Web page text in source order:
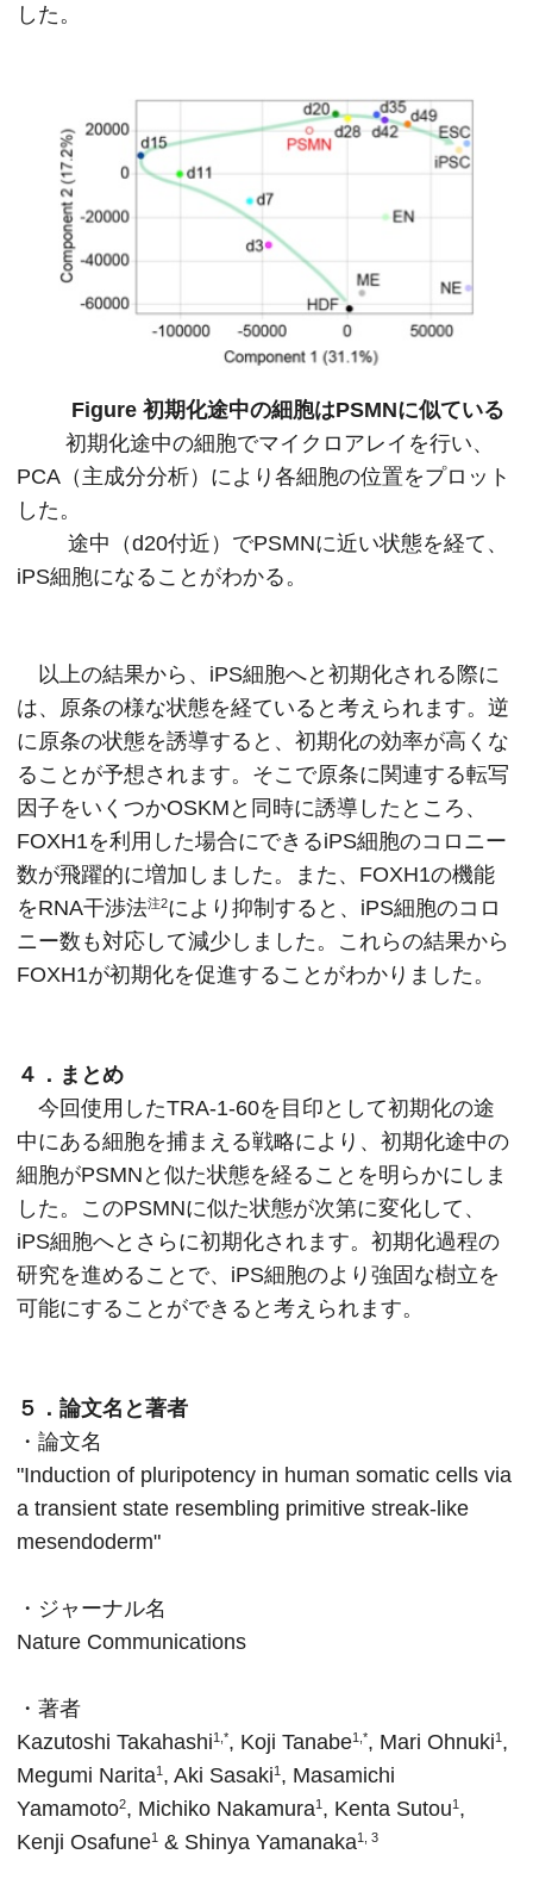
した。
Figure 初期化途中の細胞はPSMNに似ている
初期化途中の細胞でマイクロアレイを行い、
PCA（主成分分析）により各細胞の位置をプロット
した。
途中（d20付近）でPSMNに近い状態を経て、
iPS細胞になることがわかる。
以上の結果から、iPS細胞へと初期化される際に
は、原条の様な状態を経ていると考えられます。逆
に原条の状態を誘導すると、初期化の効率が高くな
ることが予想されます。そこで原条に関連する転写
因子をいくつかOSKMと同時に誘導したところ、
FOXH1を利用した場合にできるiPS細胞のコロニー
数が飛躍的に増加しました。また、FOXH1の機能
をRNA干渉法注2により抑制すると、iPS細胞のコロ
ニー数も対応して減少しました。これらの結果から
FOXH1が初期化を促進することがわかりました。
４．まとめ
今回使用したTRA-1-60を目印として初期化の途
中にある細胞を捕まえる戦略により、初期化途中の
細胞がPSMNと似た状態を経ることを明らかにしま
した。このPSMNに似た状態が次第に変化して、
iPS細胞へとさらに初期化されます。初期化過程の
研究を進めることで、iPS細胞のより強固な樹立を
可能にすることができると考えられます。
５．論文名と著者
・論文名
"Induction of pluripotency in human somatic cells via
a transient state resembling primitive streak-like
mesendoderm"
・ジャーナル名
Nature Communications
・著者
Kazutoshi Takahashi1,*, Koji Tanabe1,*, Mari Ohnuki1 ,
Megumi Narita1 , Aki Sasaki1 , Masamichi
Yamamoto2, Michiko Nakamura1 , Kenta Sutou1 ,
Kenji Osafune1 & Shinya Yamanaka1, 3